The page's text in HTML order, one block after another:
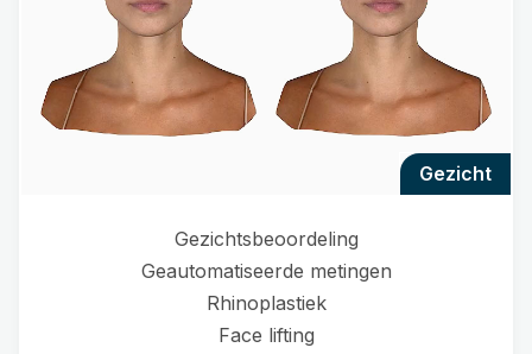
gezicht
Gezichtsbeoordeling
Geautomatiseerde metingen
Rhinoplastiek
Face lifting